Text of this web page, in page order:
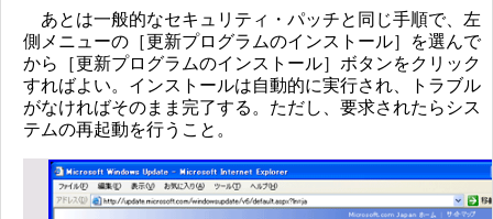
あとは一般的なセキュリティ・パッチと同じ手順で、左
側メニューの［更新プログラムのインストール］を選んで
から［更新プログラムのインストール］ボタンをクリック
すればよい。インストールは自動的に実行され、トラブル
がなければそのまま完了する。ただし、要求されたらシス
テムの再起動を行うこと。